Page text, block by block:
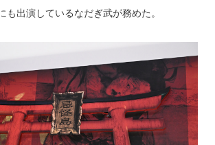
も出演しているなだぎ武が務めた。